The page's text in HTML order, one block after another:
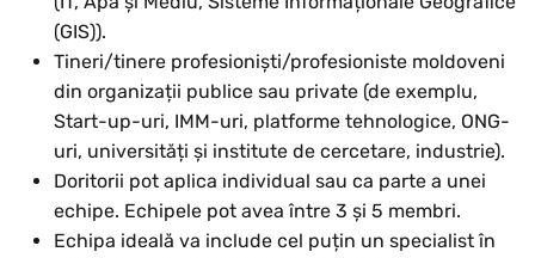
(GIS)).
Tineri/tinere profesioniști/profesioniste moldoveni
din organizații publice sau private (de exemplu,
Start-up-uri, IMM-uri, platforme tehnologice, ONG-
uri, universități și institute de cercetare, industrie).
Doritorii pot aplica individual sau ca parte a unei
echipe. Echipele pot avea între 3 și 5 membri.
Echipa ideală va include cel puțin un specialist în